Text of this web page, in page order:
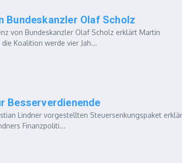
Bundeskanzler Olaf Scholz
von Bundeskanzler Olaf Scholz erklärt Martin
Koalition werde vier Jah...
Besserverdienende
Lindner vorgestellten Steuersenkungspaket
Finanzpoliti...